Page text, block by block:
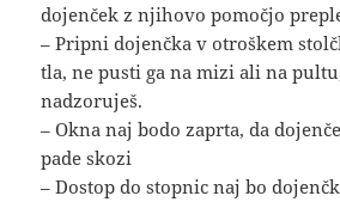
dojenček z njihovo pomočjo
– Pripni dojenčka v otroškem
tla, ne pusti ga na mizi ali na
nadzoruješ.
– Okna naj bodo zaprta, da
pade skozi
– Dostop do stopnic naj bo